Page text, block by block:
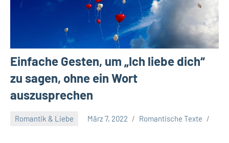
Einfache Gesten, um „Ich liebe dich“
zu sagen, ohne ein Wort
auszusprechen
Romantik & Liebe März 7, 2022 Romantische Texte